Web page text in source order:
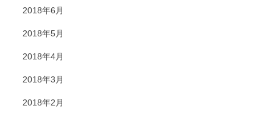
2018年6月
2018年5月
2018年4月
2018年3月
2018年2月